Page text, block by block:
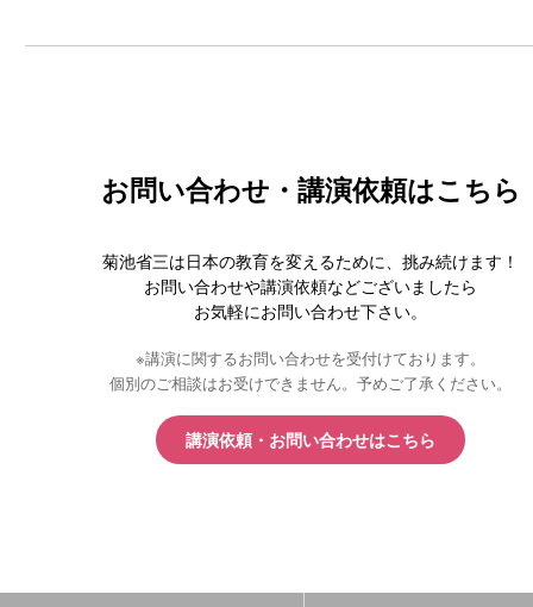
お問い合わせ・講演依頼はこちら
菊池省三は日本の教育を変えるために、挑み続けます！
お問い合わせや講演依頼などございましたら
お気軽にお問い合わせ下さい。
※講演に関するお問い合わせを受付けております。
個別のご相談はお受けできません。予めご了承ください。
講演依頼・お問い合わせはこちら